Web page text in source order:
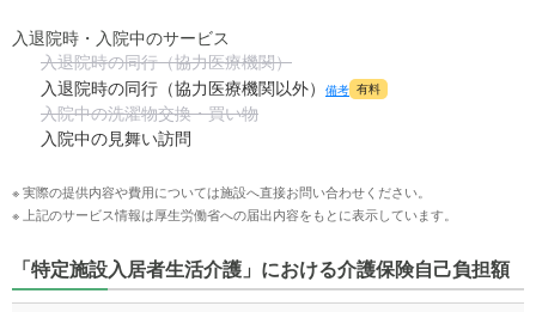
入退院時・入院中のサービス
入退院時の同行（協力医療機関）
入退院時の同行（協力医療機関以外）
備考 有料
入院中の洗濯物交換・買い物
入院中の見舞い訪問
※ 実際の提供内容や費用については施設へ直接お問い合わせください。
※ 上記のサービス情報は厚生労働省への届出内容をもとに表示しています。
「特定施設入居者生活介護」における介護保険自己負担額